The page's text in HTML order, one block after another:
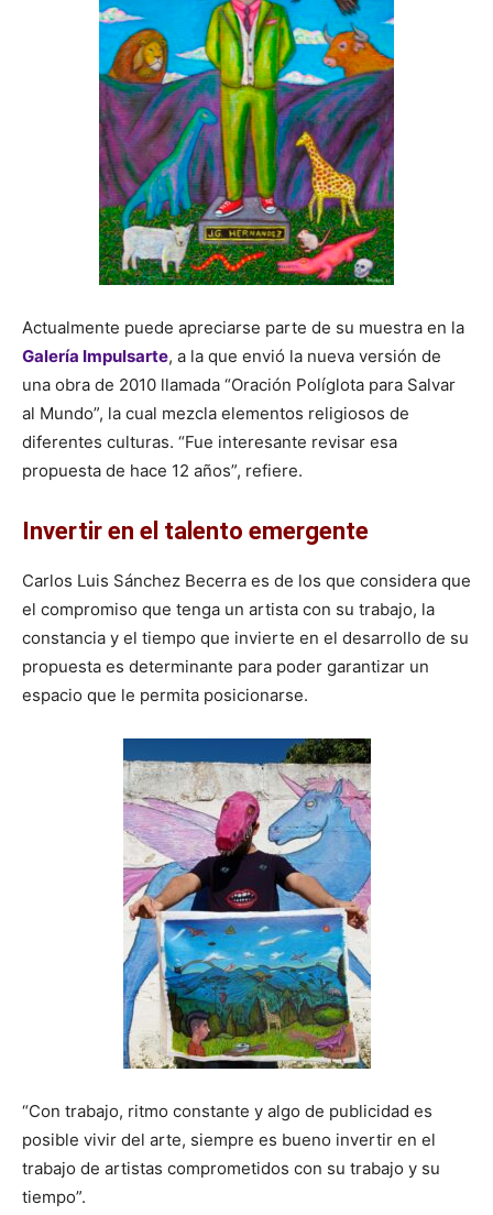
Actualmente puede apreciarse parte de su muestra en la
Galería Impulsarte, a la que envió la nueva versión de
una obra de 2010 llamada “Oración Políglota para Salvar
al Mundo”, la cual mezcla elementos religiosos de
diferentes culturas. “Fue interesante revisar esa
propuesta de hace 12 años”, refiere.
Invertir en el talento emergente
Carlos Luis Sánchez Becerra es de los que considera que
el compromiso que tenga un artista con su trabajo, la
constancia y el tiempo que invierte en el desarrollo de su
propuesta es determinante para poder garantizar un
espacio que le permita posicionarse.
“Con trabajo, ritmo constante y algo de publicidad es
posible vivir del arte, siempre es bueno invertir en el
trabajo de artistas comprometidos con su trabajo y su
tiempo”.